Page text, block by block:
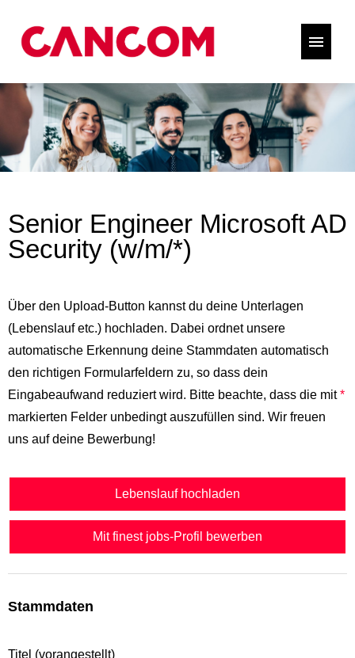
Senior Engineer Microsoft AD
Security (w/m/*)
Über den Upload-Button kannst du deine Unterlagen
(Lebenslauf etc.) hochladen. Dabei ordnet unsere
automatische Erkennung deine Stammdaten automatisch
den richtigen Formularfeldern zu, so dass dein
Eingabeaufwand reduziert wird. Bitte beachte, dass die mit*
markierten Felder unbedingt auszufüllen sind. Wir freuen
uns auf deine Bewerbung!
Lebenslauf hochladen
Mit finest jobs-Profil bewerben
Stammdaten
Titel (vorangestellt)